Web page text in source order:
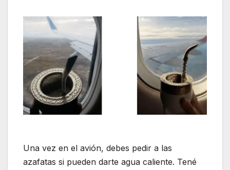
Una vez en el avión, debes pedir a las
azafatas si pueden darte agua caliente. Tené